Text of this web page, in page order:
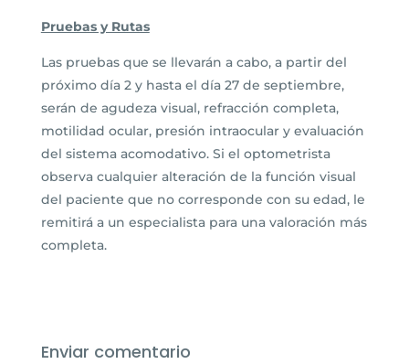
Pruebas y Rutas
Las pruebas que se llevarán a cabo, a partir del
próximo día 2 y hasta el día 27 de septiembre,
serán de agudeza visual, refracción completa,
motilidad ocular, presión intraocular y evaluación
del sistema acomodativo. Si el optometrista
observa cualquier alteración de la función visual
del paciente que no corresponde con su edad, le
remitirá a un especialista para una valoración más
completa.
Enviar comentario